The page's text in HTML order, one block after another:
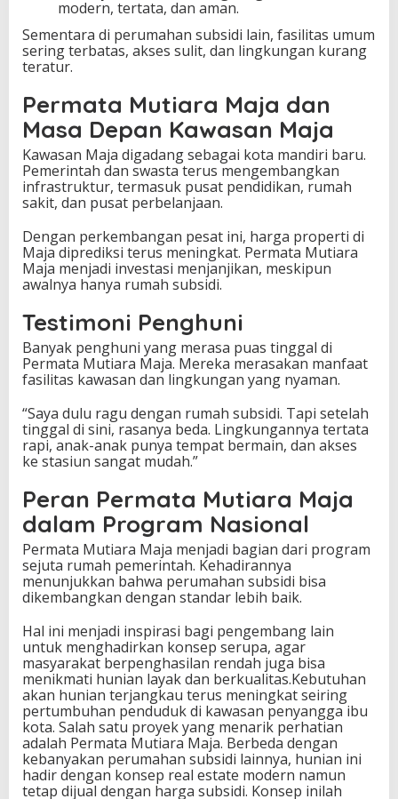
modern, tertata, dan aman.
Sementara di perumahan subsidi lain, fasilitas umum
sering terbatas, akses sulit, dan lingkungan kurang
teratur.
Permata Mutiara Maja dan
Masa Depan Kawasan Maja
Kawasan Maja digadang sebagai kota mandiri baru.
Pemerintah dan swasta terus mengembangkan
infrastruktur, termasuk pusat pendidikan, rumah
sakit, dan pusat perbelanjaan.
Dengan perkembangan pesat ini, harga properti di
Maja diprediksi terus meningkat. Permata Mutiara
Maja menjadi investasi menjanjikan, meskipun
awalnya hanya rumah subsidi.
Testimoni Penghuni
Banyak penghuni yang merasa puas tinggal di
Permata Mutiara Maja. Mereka merasakan manfaat
fasilitas kawasan dan lingkungan yang nyaman.
“Saya dulu ragu dengan rumah subsidi. Tapi setelah
tinggal di sini, rasanya beda. Lingkungannya tertata
rapi, anak-anak punya tempat bermain, dan akses
ke stasiun sangat mudah.”
Peran Permata Mutiara Maja
dalam Program Nasional
Permata Mutiara Maja menjadi bagian dari program
sejuta rumah pemerintah. Kehadirannya
menunjukkan bahwa perumahan subsidi bisa
dikembangkan dengan standar lebih baik.
Hal ini menjadi inspirasi bagi pengembang lain
untuk menghadirkan konsep serupa, agar
masyarakat berpenghasilan rendah juga bisa
menikmati hunian layak dan berkualitas.Kebutuhan
akan hunian terjangkau terus meningkat seiring
pertumbuhan penduduk di kawasan penyangga ibu
kota. Salah satu proyek yang menarik perhatian
adalah Permata Mutiara Maja. Berbeda dengan
kebanyakan perumahan subsidi lainnya, hunian ini
hadir dengan konsep real estate modern namun
tetap dijual dengan harga subsidi. Konsep inilah